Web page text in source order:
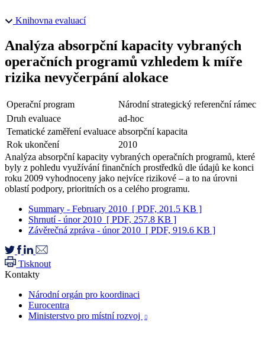
Knihovna evaluací
Analýza absorpční kapacity vybraných
operačních programů vzhledem k míře
rizika nevyčerpání alokace
Operační program
Národní strategický referenční rámec
Druh evaluace
ad-hoc
Tematické zaměření evaluace absorpční kapacita
Rok ukončení
2010
Analýza absorpční kapacity vybraných operačních programů, které
byly z pohledu využívání finančních prostředků dle údajů ke konci
roku 2009 vyhodnoceny jako nejvíce rizikové – a to na úrovni
oblastí podpory, prioritních os a celého programu.
Summary - February 2010 [ PDF, 201.5 KB ]
Shrnutí - únor 2010 [ PDF, 257.8 KB ]
Závěrečná zpráva - únor 2010 [ PDF, 919.6 KB ]
Tisknout
Kontakty
Národní orgán pro koordinaci
Eurocentra
Ministerstvo pro místní rozvoj
